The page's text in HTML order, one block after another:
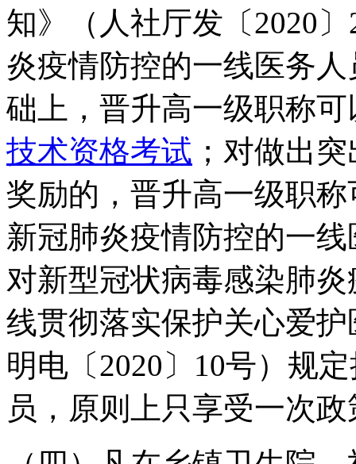
知》（人社厅发〔2020
炎疫情防控的一线医务
础上，晋升高一级职称
技术资格考试 ；对做出
奖励的，晋升高一级职
新冠肺炎疫情防控的一
对新型冠状病毒感染肺
线贯彻落实保护关心爱
明电〔2020〕10号）规
员，原则上只享受一次